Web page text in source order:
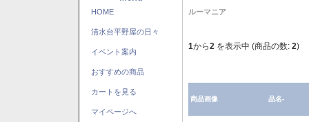
HOME
清水台平野屋の日々
イベント案内
おすすめの商品
カートを見る
マイページへ
ルーマニア
1から2 を表示中 (商品の数: 2)
商品画像 品名-